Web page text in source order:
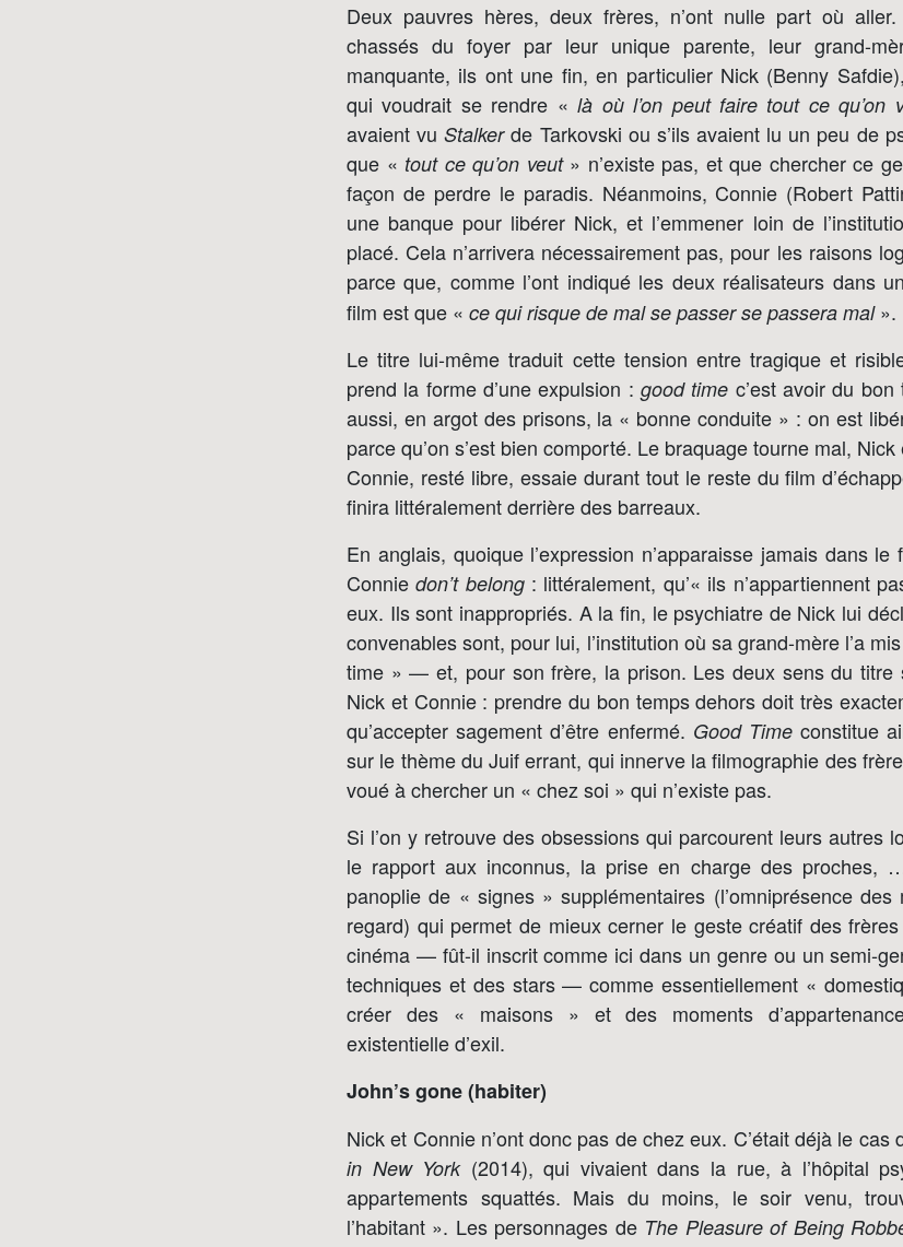
Deux pauvres hères, deux frères, n’ont nulle part où
chassés du foyer par leur unique parente, leur grand-
manquante, ils ont une fin, en particulier Nick (Benny
qui voudrait se rendre «là où l’on peut faire tout ce qu’on
avaient vuStalkerde Tarkovski ou s’ils avaient lu un peu de
que « tout ce qu’on veut» n’existe pas, et que chercher ce
façon de perdre le paradis. Néanmoins, Connie (Robert
une banque pour libérer Nick, et l’emmener loin de
placé. Cela n’arrivera nécessairement pas, pour les raisons
parce que, comme l’ont indiqué les deux réalisateurs dans
film est que « ce qui risque de mal se passer se passera mal».
Le titre lui-même traduit cette tension entre tragique et
prend la forme d’une expulsion : good time c’est avoir du
aussi, en argot des prisons, la « bonne conduite » : on est
parce qu’on s’est bien comporté. Le braquage tourne mal,
Connie, resté libre, essaie durant tout le reste du film
finira littéralement derrière des barreaux.
En anglais, quoique l’expression n’apparaisse jamais dans
Conniedon’t belong: littéralement, qu’« ils n’appartiennent
eux. Ils sont inappropriés. A la fin, le psychiatre de Nick lui
convenables sont, pour lui, l’institution où sa grand-mère l’a
time » — et, pour son frère, la prison. Les deux sens du titre
Nick et Connie : prendre du bon temps dehors doit très
qu’accepter sagement d’être enfermé. Good Time constitue
sur le thème du Juif errant, qui innerve la filmographie des
voué à chercher un « chez soi » qui n’existe pas.
Si l’on y retrouve des obsessions qui parcourent leurs autres
le rapport aux inconnus, la prise en charge des proches,
panoplie de « signes » supplémentaires (l’omniprésence
regard) qui permet de mieux cerner le geste créatif des
cinéma — fût-il inscrit comme ici dans un genre ou un semi-
techniques et des stars — comme essentiellement «
créer des « maisons » et des moments
existentielle d’exil.
John’s gone (habiter)
Nick et Connie n’ont donc pas de chez eux. C’était déjà le cas
in New York(2014), qui vivaient dans la rue, à l’hôpital
appartements squattés. Mais du moins, le soir venu,
l’habitant ». Les personnages de The Pleasure of Being